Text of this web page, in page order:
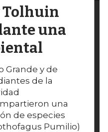
Tolhuin
una
Grande y de
de la
una
de especies
Pumilio)